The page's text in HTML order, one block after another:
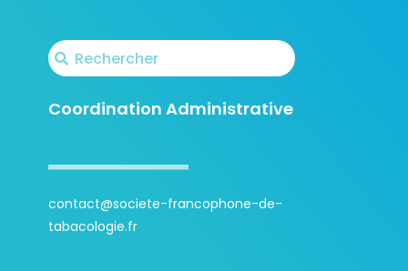
Coordination Administrative
contact@societe-francophone-de-
tabacologie.fr